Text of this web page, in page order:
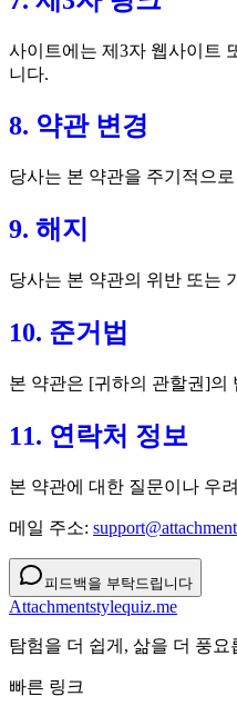
사이트에는 제3자 웹사이트
니다.
8. 약관 변경
당사는 본 약관을 주기적으
9. 해지
당사는 본 약관의 위반 또는
10. 준거법
본 약관은 [귀하의 관할권]의
11. 연락처 정보
본 약관에 대한 질문이나 우
메일 주소:
피드백을 부탁드립니다
Attachmentstylequiz.me
탐험을 더 쉽게, 삶을 더 풍요
빠른 링크